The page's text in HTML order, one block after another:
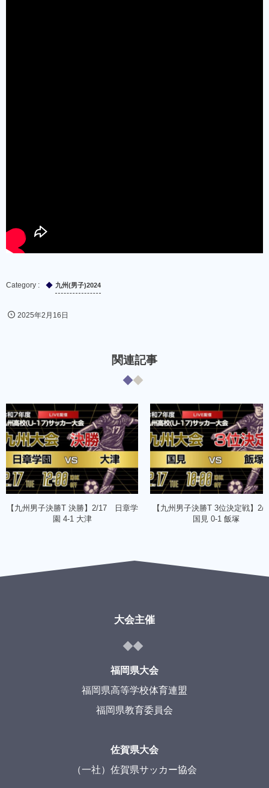
九州(男子)2024
2025年2月16日
関連記事
【九州男子決勝T 決勝】2/17 日章学
園 4-1 大津
【九州男子決勝T 3位決定戦】
国見 0-1 飯塚
大会主催
福岡県大会
福岡県高等学校体育連盟
福岡県教育委員会
佐賀県大会
（一社）佐賀県サッカー協会